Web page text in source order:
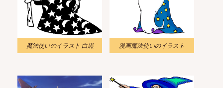
魔法使いのイラスト 白黒 漫画魔法使いのイラスト